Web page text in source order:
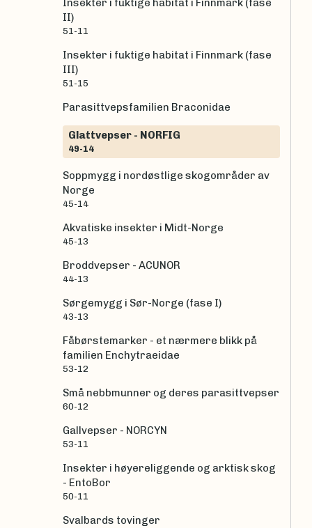
Insekter i fuktige habitat i Finnmark (fase
II)
51-11
Insekter i fuktige habitat i Finnmark (fase
III)
51-15
Parasittvepsfamilien Braconidae
Glattvepser - NORFIG
49-14
Soppmygg i nordøstlige skogområder av
Norge
45-14
Akvatiske insekter i Midt-Norge
45-13
Broddvepser - ACUNOR
44-13
Sørgemygg i Sør-Norge (fase I)
43-13
Fåbørstemarker - et nærmere blikk på
familien Enchytraeidae
53-12
Små nebbmunner og deres parasittvepser
60-12
Gallvepser - NORCYN
53-11
Insekter i høyereliggende og arktisk skog
- EntoBor
50-11
Svalbards tovinger